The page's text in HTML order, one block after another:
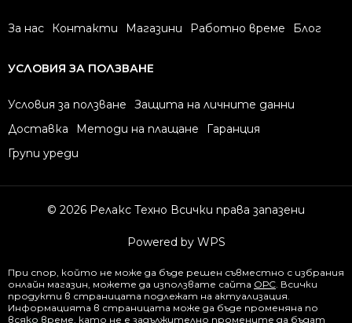
За нас Контакти Магазини Работно време Блог
УСЛОВИЯ ЗА ПОЛЗВАНЕ
Условия за ползване
Защита на личните данни
Доставка
Методи на плащане
Гаранция
Групи уреди
© 2026 Релакс Техно Всички права запазени
Powered by WPS
При спор, който не може да бъде решен съвместно с избрания
онлайн магазин, можете да използвате сайта ОРС. Всички
продукти в страницата подлежат на актуализация.
Информацията в страницата може да бъде променяна по
всяко време, като не е задължително промените да бъдат